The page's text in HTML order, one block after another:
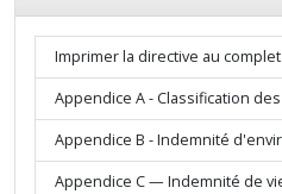
Imprimer la directive au complet
Appendice A - Classification
Appendice B - Indemnité
Appendice C — Indemnité de